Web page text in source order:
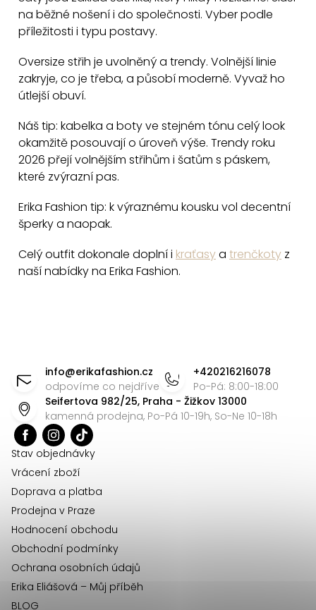
r
v
y
v
i
s
na běžné nošení i do společnosti. Vyber podle
příležitosti i typu postavy.
Oversize střih je uvolněný a trendy. Volnější linie
zakryje, co je třeba, a působí moderně. Vyvaž ho
útlejší obuví.
Náš tip: kabelka a boty ve stejném tónu celý look
okamžitě posouvají o úroveň výše. Trendy roku
2026 přejí volnějším střihům i šatům s páskem,
které zvýrazní pas.
Erika Fashion tip: k výraznému kousku vol decentní
šperky a naopak.
Celý outfit dokonale doplní i kraťasya trenčkoty z
naší nabídky na Erika Fashion.
info@erikafashion.cz
odpovíme co nejdříve
+420216216078
Po-Pá: 8:00-18:00
Seifertova 982/25, Praha - Žižkov 13000
kamenná prodejna, Po-Pá 10-19h, So-Ne 10-18h
Stav objednávky
Vrácení zboží
Doprava a platba
Prodejna v Praze
Hodnocení obchodu
Obchodní podmínky
Ochrana osobních údajů
Erika Eliášová – Můj příběh
BLOG